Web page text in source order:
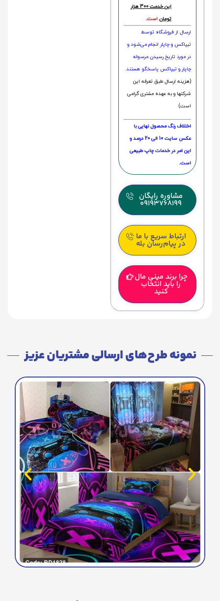
این خدمت 300 هزار
تومان است.
ارسال از فروشگاه توسط
تیپاکس و چاپار انجام می‌شود و
در مورد تاریخ رسیدن مرسوله
چاپار و تیپاکس پاسخگو هستند.
(هزینه ارسال طبق تعرفه این
شرکتها و به عهده مشتری گرامی
است)
اختلاف رنگ محصول نهایی با
عکس سایت 10 الی 20 درصد و
این امر در خدمات چاپ طبیعی
است.
مشاوره رایگان
09193768199
ارتباط سریع با ما
در پیام‌رسان بله
چرا برند مینی مال
را باید انتخاب
کنید
نمونه طرح‌های ارسالی مشتریان عزیز